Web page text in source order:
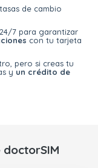
de cambio
7 para garantizar
con tu tarjeta
pero si creas tu
y un crédito de